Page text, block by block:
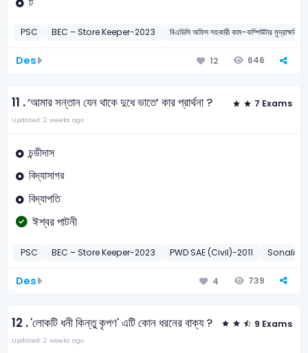
PSC BEC – Store Keeper-2023 বিএডিসি অফিস সহকারী কাম-কম্পিউটার
Des 12 646
11 .‘আমার সন্তান যেন থাকে দুধে ভাতে’ কার প্রার্থনা ? 7 Exams
Updated: 2 weeks ago
চন্ডীদাস
বিদ্যাসাগর
বিদ্যাপতি
ঈশ্বর পাটনী
PSC BEC – Store Keeper-2023 PWD SAE (Civil)-2011 Sonali
Des 4 739
12 .'লোকটি ধনী কিন্তু কৃপণ' এটি কোন ধরনের বাক্য ? 9 Exams
Updated: 2 weeks ago